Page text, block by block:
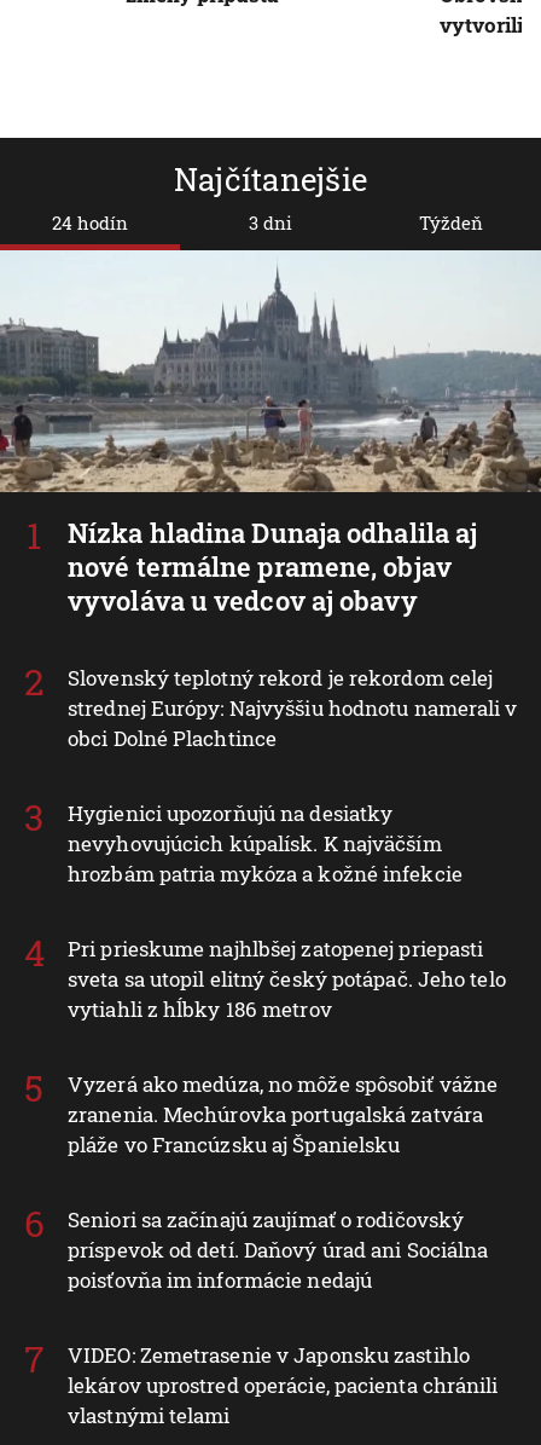
Najčítanejšie
24 hodín
Nízka hladina Dunaja odhalila aj
nové termálne pramene, objav
vyvoláva u vedcov aj obavy
Slovenský teplotný rekord je rekordom celej
strednej Európy: Najvyššiu hodnotu namerali v
obci Dolné Plachtince
Hygienici upozorňujú na desiatky
nevyhovujúcich kúpalísk. K najväčším
hrozbám patria mykóza a kožné infekcie
Pri prieskume najhlbšej zatopenej priepasti
sveta sa utopil elitný český potápač. Jeho telo
vytiahli z hĺbky 186 metrov
Vyzerá ako medúza, no môže spôsobiť vážne
zranenia. Mechúrovka portugalská zatvára
pláže vo Francúzsku aj Španielsku
Seniori sa začínajú zaujímať o rodičovský
príspevok od detí. Daňový úrad ani Sociálna
poisťovňa im informácie nedajú
VIDEO: Zemetrasenie v Japonsku zastihlo
lekárov uprostred operácie, pacienta chránili
vlastnými telami
3 dni Týždeň
vytvorili